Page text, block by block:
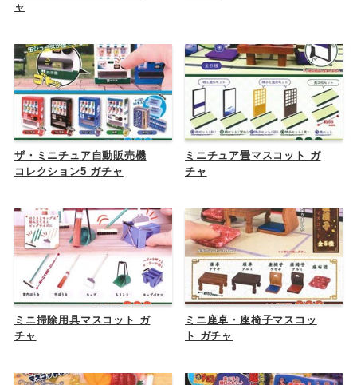
ャ
ザ・ミニチュア自動販売機
コレクション5 ガチャ
ミニチュア畳マスコット ガ
チャ
ミニ掃除用具マスコット ガ
チャ
ミニ座卓・座椅子マスコッ
ト ガチャ